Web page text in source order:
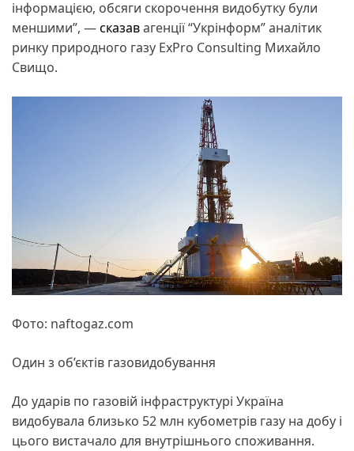
інформацією, обсяги скорочення видобутку були
меншими”, —сказавагенції “Укрінформ” аналітик
ринку природного газу ExPro Consulting Михайло
Свищо.
Фото: naftogaz.com
Один з об’єктів газовидобування
До ударів по газовій інфраструктурі Україна
видобувала близько 52 млн кубометрів газу на добу і
цього вистачало для внутрішнього споживання.